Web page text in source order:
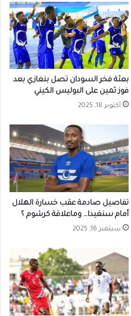
بعثة فخر السودان تصل بنغازي بعد
فوز ثمين على البوليس الكيني
أكتوبر 18, 2025
تفاصيل صادمة عقب خسارة الهلال
أمام سنغيدا… وماعلاقة كرشوم ؟
سبتمبر 16, 2025